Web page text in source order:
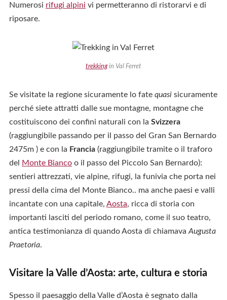
Numerosi rifugi alpini vi permetteranno di ristorarvi e di
riposare.
trekkingin Val Ferret
Se visitate la regione sicuramente lo fate quasi sicuramente
perché siete attratti dalle sue montagne, montagne che
costituiscono dei confini naturali con la Svizzera
(raggiungibile passando per il passo del Gran San Bernardo
2475m ) e con la Francia (raggiungibile tramite o il traforo
del Monte Bianco o il passo del Piccolo San Bernardo):
sentieri attrezzati, vie alpine, rifugi, la funivia che porta nei
pressi della cima del Monte Bianco.. ma anche paesi e valli
incantate con una capitale, Aosta, ricca di storia con
importanti lasciti del periodo romano, come il suo teatro,
antica testimonianza di quando Aosta di chiamava Augusta
Praetoria.
Visitare la Valle d’Aosta: arte, cultura e storia
Spesso il paesaggio della Valle d’Aosta è segnato dalla